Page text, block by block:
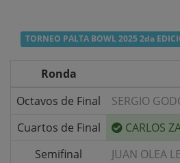
TORNEO PALTA BOWL 2025 2da
Ronda
Octavos de Final
SERGIO
Cuartos de Final
CARLOS
Semifinal
JUAN OLEA